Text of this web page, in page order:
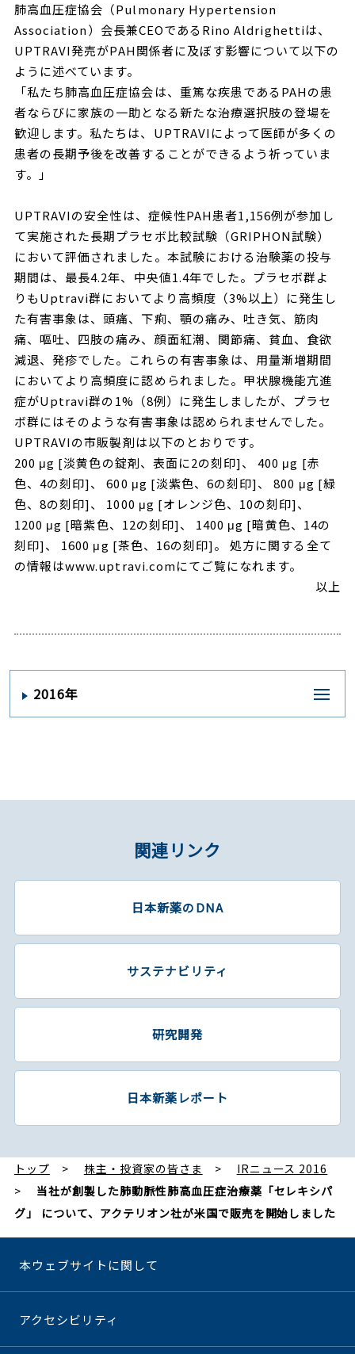
肺高血圧症協会（Pulmonary Hypertension
Association）会長兼CEOであるRino Aldrighettiは、
UPTRAVI発売がPAH関係者に及ぼす影響について以下の
ように述べています。
「私たち肺高血圧症協会は、重篤な疾患であるPAHの患
者ならびに家族の一助となる新たな治療選択肢の登場を
歓迎します。私たちは、UPTRAVIによって医師が多くの
患者の長期予後を改善することができるよう祈っていま
す。」
UPTRAVIの安全性は、症候性PAH患者1,156例が参加し
て実施された長期プラセボ比較試験（GRIPHON試験）
において評価されました。本試験における治験薬の投与
期間は、最長4.2年、中央値1.4年でした。プラセボ群よ
りもUptravi群においてより高頻度（3%以上）に発生し
た有害事象は、頭痛、下痢、顎の痛み、吐き気、筋肉
痛、嘔吐、四肢の痛み、顔面紅潮、関節痛、貧血、食欲
減退、発疹でした。これらの有害事象は、用量漸増期間
においてより高頻度に認められました。甲状腺機能亢進
症がUptravi群の1%（8例）に発生しましたが、プラセ
ボ群にはそのような有害事象は認められませんでした。
UPTRAVIの市販製剤は以下のとおりです。
200 μg [淡黄色の錠剤、表面に2の刻印]、 400 μg [赤
色、4の刻印]、 600 μg [淡紫色、6の刻印]、 800 μg [緑
色、8の刻印]、 1000 μg [オレンジ色、10の刻印]、
1200 μg [暗紫色、12の刻印]、 1400 μg [暗黄色、14の
刻印]、 1600 μg [茶色、16の刻印]。 処方に関する全て
の情報はwww.uptravi.comにてご覧になれます。
以上
2016年
関連リンク
日本新薬のDNA
サステナビリティ
研究開発
日本新薬レポート
トップ 株主・投資家の皆さま
IRニュース 2016
当社が創製した肺動脈性肺高血圧症治療薬「セレキシパ
グ」 について、アクテリオン社が米国で販売を開始しました
本ウェブサイトに関して
アクセシビリティ